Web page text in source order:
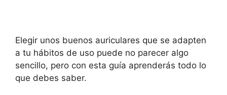
Elegir unos buenos auriculares que se adapten
a tu hábitos de uso puede no parecer algo
sencillo, pero con esta guía aprenderás todo lo
que debes saber.